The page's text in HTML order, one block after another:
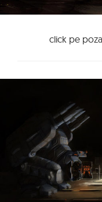
click pe